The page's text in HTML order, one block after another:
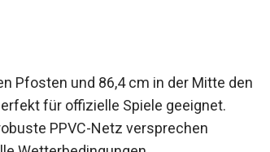
Pfosten und 86,4 cm in der Mitte den
für offizielle Spiele geeignet.
PPVC-Netz versprechen